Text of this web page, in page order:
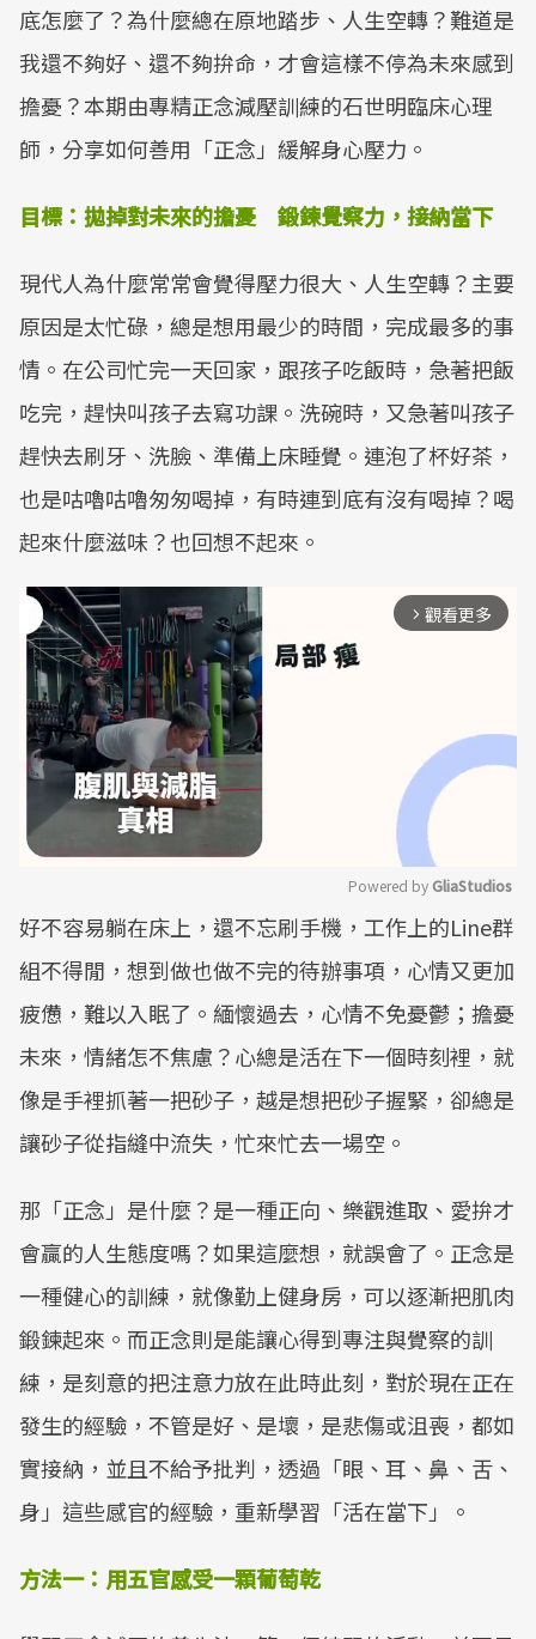
底怎麼了？為什麼總在原地踏步、人生空轉？難道是
我還不夠好、還不夠拚命，才會這樣不停為未來感到
擔憂？本期由專精正念減壓訓練的石世明臨床心理
師，分享如何善用「正念」緩解身心壓力。
目標：拋掉對未來的擔憂 鍛鍊覺察力，接納當下
現代人為什麼常常會覺得壓力很大、人生空轉？主要
原因是太忙碌，總是想用最少的時間，完成最多的事
情。在公司忙完一天回家，跟孩子吃飯時，急著把飯
吃完，趕快叫孩子去寫功課。洗碗時，又急著叫孩子
趕快去刷牙、洗臉、準備上床睡覺。連泡了杯好茶，
也是咕嚕咕嚕匆匆喝掉，有時連到底有沒有喝掉？喝
起來什麼滋味？也回想不起來。
arrow_forward_ios 觀看更多
Mute
Powered by GliaStudios
好不容易躺在床上，還不忘刷手機，工作上的Line群
組不得閒，想到做也做不完的待辦事項，心情又更加
疲憊，難以入眠了。緬懷過去，心情不免憂鬱；擔憂
未來，情緒怎不焦慮？心總是活在下一個時刻裡，就
像是手裡抓著一把砂子，越是想把砂子握緊，卻總是
讓砂子從指縫中流失，忙來忙去一場空。
那「正念」是什麼？是一種正向、樂觀進取、愛拚才
會贏的人生態度嗎？如果這麼想，就誤會了。正念是
一種健心的訓練，就像勤上健身房，可以逐漸把肌肉
鍛鍊起來。而正念則是能讓心得到專注與覺察的訓
練，是刻意的把注意力放在此時此刻，對於現在正在
發生的經驗，不管是好、是壞，是悲傷或沮喪，都如
實接納，並且不給予批判，透過「眼、耳、鼻、舌、
身」這些感官的經驗，重新學習「活在當下」。
方法一：用五官感受一顆葡萄乾